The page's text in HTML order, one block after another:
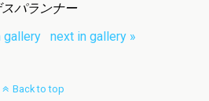
スパランナー
gallery
next in gallery »
Back to top